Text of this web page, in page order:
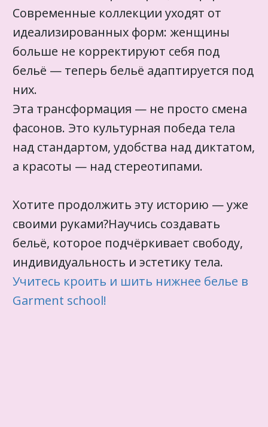
Современные коллекции уходят от
идеализированных форм: женщины
больше не корректируют себя под
бельё — теперь бельё адаптируется под
них.
Эта трансформация — не просто смена
фасонов. Это культурная победа тела
над стандартом, удобства над диктатом,
а красоты — над стереотипами.
Хотите продолжить эту историю — уже
своими руками?Научись создавать
бельё, которое подчёркивает свободу,
индивидуальность и эстетику тела.
Учитесь кроить и шить нижнее белье в
Garment school!